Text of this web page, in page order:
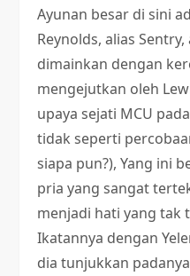
Ayunan besar di sini
Reynolds, alias Sentry,
dimainkan dengan
mengejutkan oleh
upaya sejati MCU
tidak seperti
siapa pun?), Yang ini
pria yang sangat
menjadi hati yang tak
Ikatannya dengan
dia tunjukkan